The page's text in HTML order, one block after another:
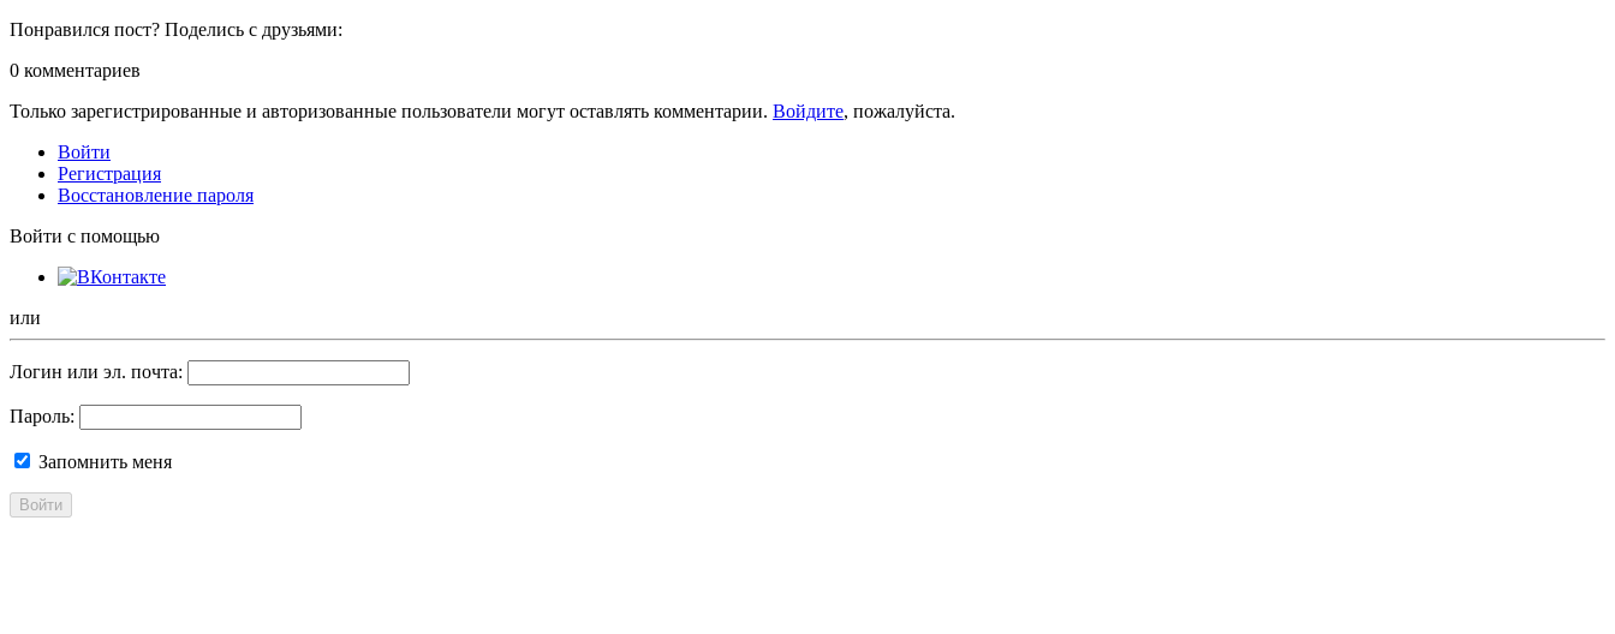
Понравился пост? Поделись с друзьями:
0 комментариев
Только зарегистрированные и авторизованные пользователи могут оставлять комментарии. Войдите, пожалуйста.
Войти
Регистрация
Восстановление пароля
Войти с помощью
или
Логин или эл. почта:
Пароль:
Запомнить меня
Войти